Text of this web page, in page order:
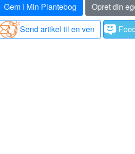
Gem i Min Plantebog
Opret din
Send artikel til en ven